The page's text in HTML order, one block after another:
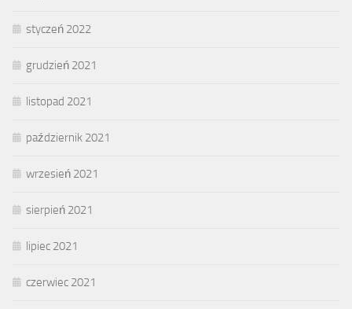
styczeń 2022
grudzień 2021
listopad 2021
październik 2021
wrzesień 2021
sierpień 2021
lipiec 2021
czerwiec 2021